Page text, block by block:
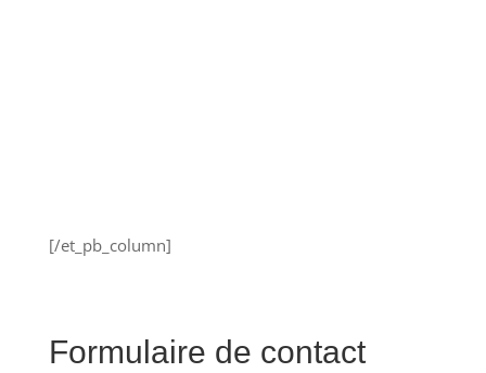
[/et_pb_column]
Formulaire de contact